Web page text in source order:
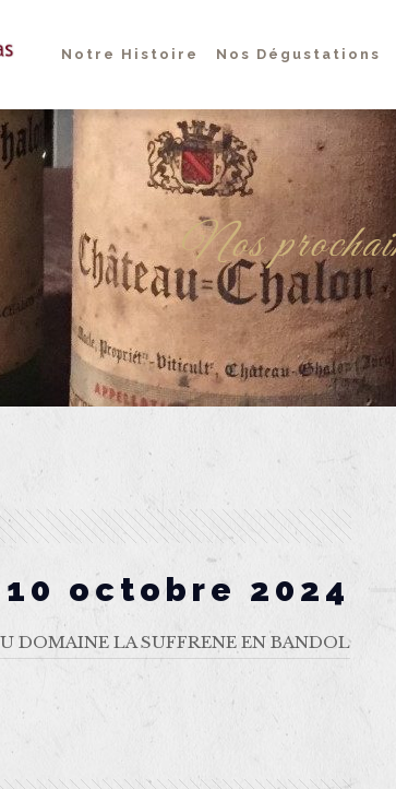
Notre Histoire Nos Dégustations
Nos
octobre 2024
DOMAINE LA SUFFRENE EN BANDOL